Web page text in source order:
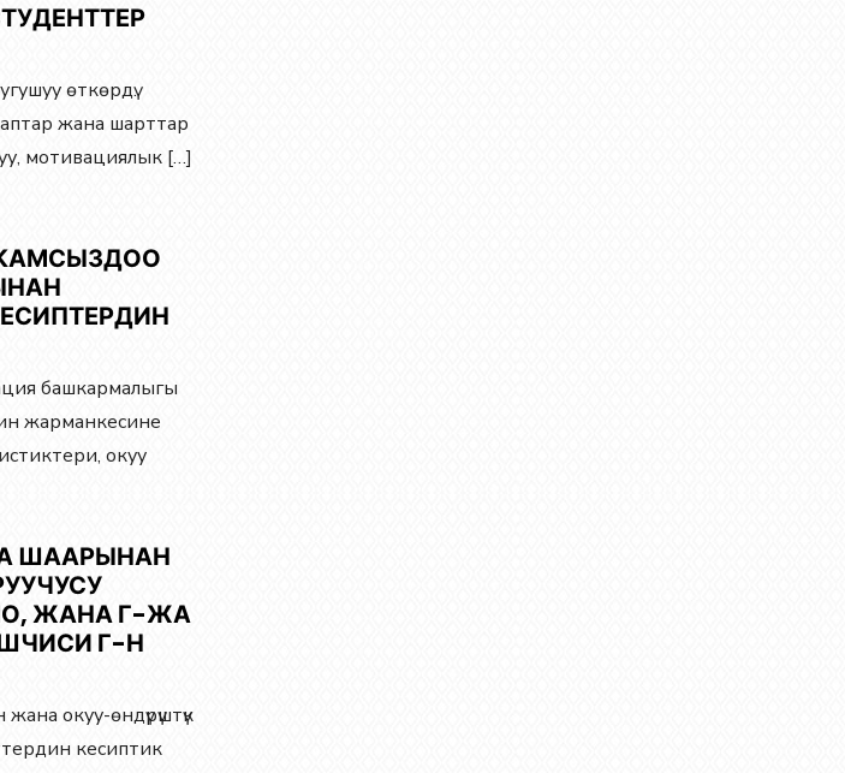
өткөрдү.
жана шарттар
мотивациялык […]
башкармалыгы
жарманкесине
окуу
ШААРЫНАН
ЖАНА Г-ЖА
Г-Н
окуу-өндүрүштүк
кесиптик